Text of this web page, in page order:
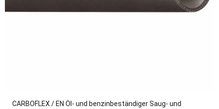
CARBOFLEX / EN Öl- und benzinbeständiger Saug- und